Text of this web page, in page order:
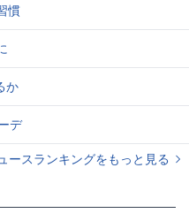
慣
か
デ
ースランキングをもっと見る